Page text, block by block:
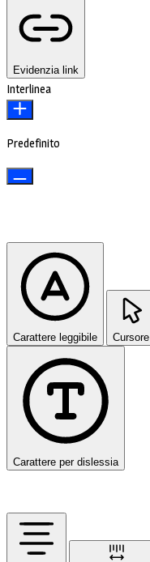
Evidenzia link
Interlinea
Predefinito
Carattere leggibile Cursore
Carattere per dislessia